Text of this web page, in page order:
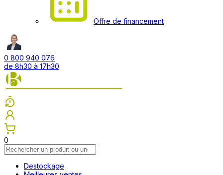
Offre de financement
0 800 940 076
de 8h30 à 17h30
0
Destockage